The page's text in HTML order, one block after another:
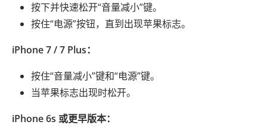
按下并快速松开“音量减小”键。
按住“电源”按钮，直到出现苹果标志。
iPhone 7 / 7 Plus：
按住“音量减小”键和“电源”键。
当苹果标志出现时松开。
iPhone 6s 或更早版本：